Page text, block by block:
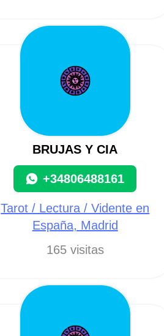
BRUJAS Y CIA
+34806488161
Tarot / Lectura / Vidente en
España, Madrid
165 visitas